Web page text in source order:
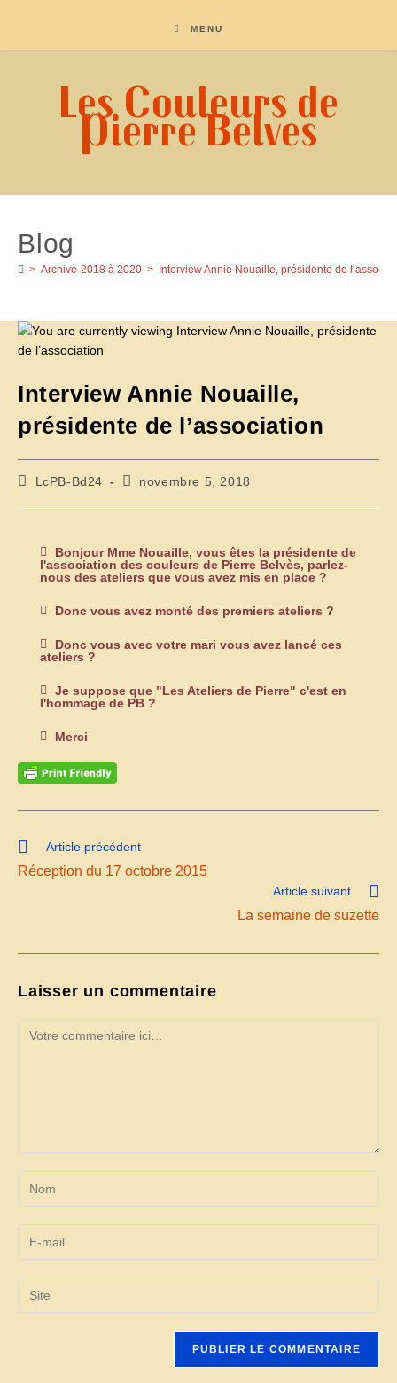
MENU
Les Couleurs de
Pierre Belves
Blog
> Archive-2018 à 2020 > Interview Annie Nouaille, présidente de
Interview Annie Nouaille,
présidente de l’association
LcPB-Bd24 novembre 5, 2018
Bonjour Mme Nouaille, vous êtes la présidente de
l'association des couleurs de Pierre Belvès, parlez-
nous des ateliers que vous avez mis en place ?
Donc vous avez monté des premiers ateliers ?
Donc vous avec votre mari vous avez lancé ces
ateliers ?
Je suppose que "Les Ateliers de Pierre" c'est en
l'hommage de PB ?
Merci
Article précédent
Réception du 17 octobre 2015
Article suivant
La semaine de suzette
Laisser un commentaire